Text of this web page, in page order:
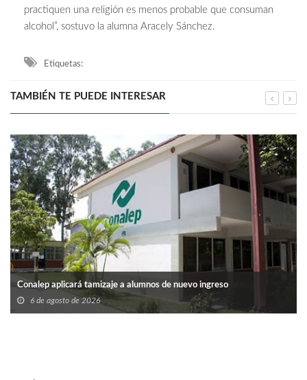
practiquen una religión es menos probable que consuman
alcohol”, sostuvo la alumna Aracely Sánchez.
Etiquetas:
TAMBIÉN TE PUEDE INTERESAR
Conalep aplicará tamizaje a alumnos de nuevo ingreso
6 de agosto de 2026